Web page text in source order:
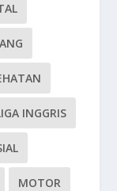
INGGRIS
MOTOR